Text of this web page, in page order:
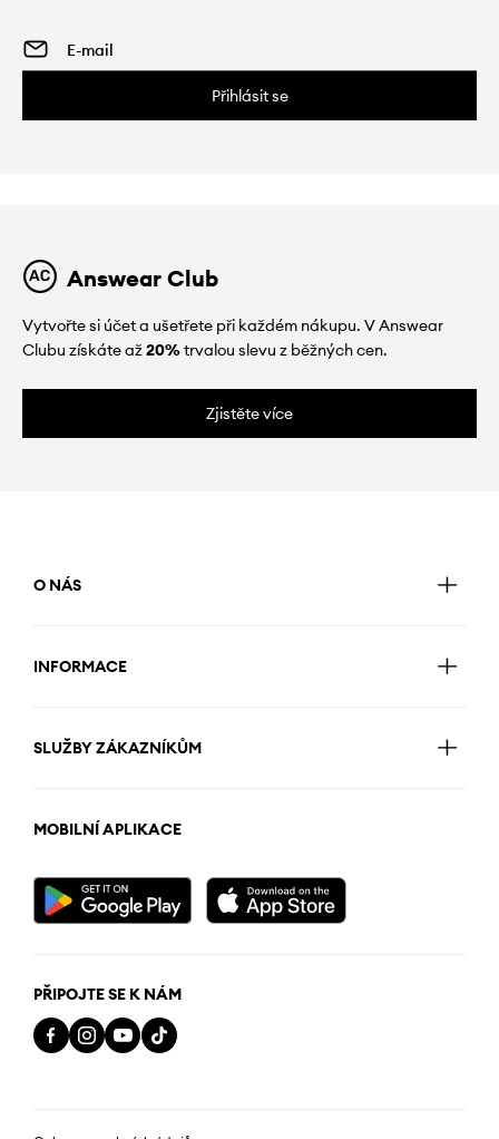
Přihlásit se
Answear Club
Vytvořte si účet a ušetřete při každém nákupu. V Answear
Clubu získáte až20%trvalou slevu z běžných cen.
Zjistěte více
O NÁS
INFORMACE
SLUŽBY ZÁKAZNÍKŮM
MOBILNÍ APLIKACE
PŘIPOJTE SE K NÁM